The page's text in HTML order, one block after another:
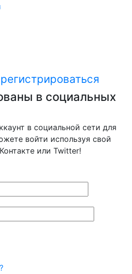
в социальных
в социальной сети для
войти используя свой
или Twitter!